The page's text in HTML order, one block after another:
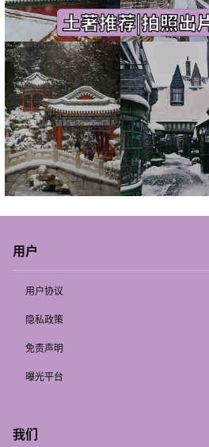
用户
用户协议
隐私政策
免责声明
曝光平台
我们